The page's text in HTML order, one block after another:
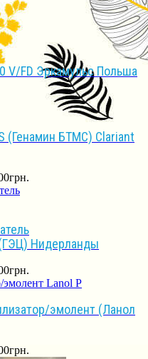
V/FD Эркамульс Польша
(Генамин БТМС) Clariant
грн.
Нидерланды
грн.
эмолент (Ланол
грн.